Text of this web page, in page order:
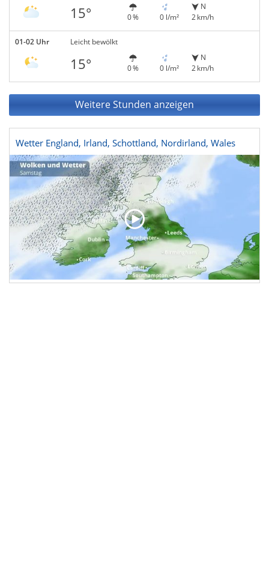
15° 0 % 0 l/m²
N
2 km/h
01-02 Uhr Leicht bewölkt
15° 0 % 0 l/m²
N
2 km/h
Weitere Stunden anzeigen
Wetter England, Irland, Schottland, Nordirland, Wales